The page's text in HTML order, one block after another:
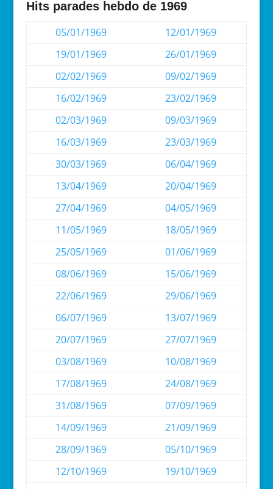
Hits parades hebdo de 1969
05/01/1969
12/01/1969
19/01/1969
26/01/1969
02/02/1969
09/02/1969
16/02/1969
23/02/1969
02/03/1969
09/03/1969
16/03/1969
23/03/1969
30/03/1969
06/04/1969
13/04/1969
20/04/1969
27/04/1969
04/05/1969
11/05/1969
18/05/1969
25/05/1969
01/06/1969
08/06/1969
15/06/1969
22/06/1969
29/06/1969
06/07/1969
13/07/1969
20/07/1969
27/07/1969
03/08/1969
10/08/1969
17/08/1969
24/08/1969
31/08/1969
07/09/1969
14/09/1969
21/09/1969
28/09/1969
05/10/1969
12/10/1969
19/10/1969